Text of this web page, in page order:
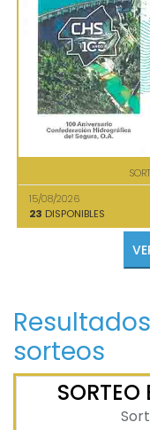
15/08/2026
23 DISPONIBLES
sorteos
SORTEO